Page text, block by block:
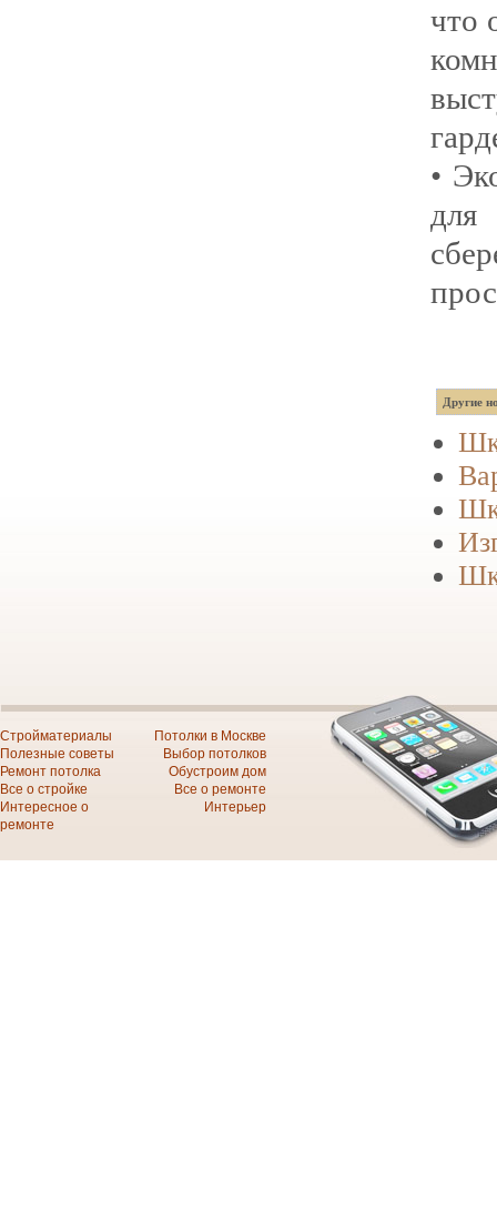
что
•
для
Другие
Стройматериалы
Полезные советы
Ремонт потолка
Все о стройке
Интересное о
ремонте
Потолки в Москве
Выбор потолков
Обустроим дом
Все о ремонте
Интерьер